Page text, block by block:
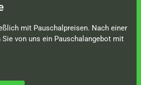
mit Pauschalpreisen. Nach einer
von uns ein Pauschalangebot mit